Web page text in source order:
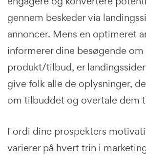
gennem beskeder via
annoncer. Mens en optimeret
informerer dine besøgende
produkt/tilbud, er
give folk alle de oplysninger,
om tilbuddet og overtale dem
Fordi dine prospekters
varierer på hvert trin i